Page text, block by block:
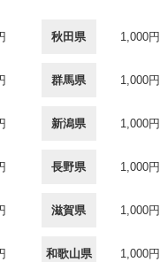
秋田県 1,000円
群馬県 1,000円
新潟県 1,000円
長野県 1,000円
滋賀県 1,000円
和歌山県 1,000円